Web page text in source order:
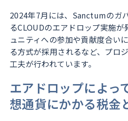
2024年7月には、Sanctumのガ
るCLOUDのエアドロップ実施が
ュニティへの参加や貢献度合い
る方式が採用されるなど、プロ
工夫が行われています。
エアドロップによっ
想通貨にかかる税金